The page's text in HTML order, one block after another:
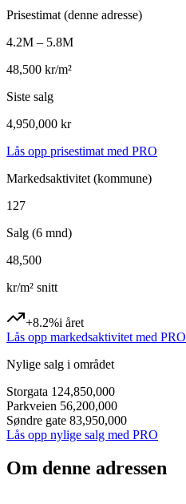
Prisestimat (denne adresse)
4.2M – 5.8M
48,500 kr/m²
Siste salg
4,950,000 kr
Lås opp prisestimat med PRO
Markedsaktivitet (kommune)
127
Salg (6 mnd)
48,500
kr/m² snitt
+8.2%i året
Lås opp markedsaktivitet med PRO
Nylige salg i området
Storgata 124,850,000
Parkveien 56,200,000
Søndre gate 83,950,000
Lås opp nylige salg med PRO
Om denne adressen